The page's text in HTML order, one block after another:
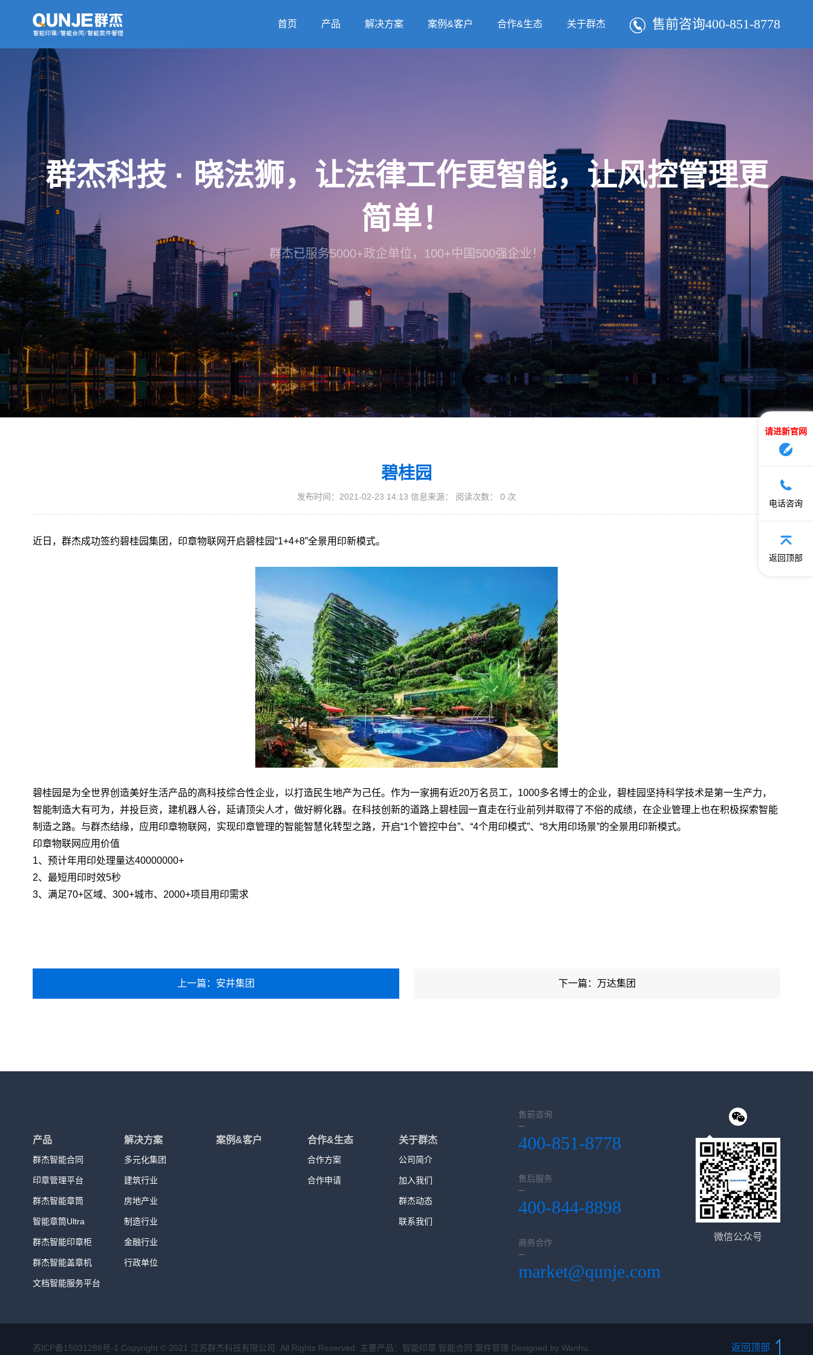
售前咨询400-851-8778
首页 产品 解决方案 案例&客户 合作&生态 关于群杰
群杰科技 · 晓法狮，让法律工作更智能，让风控管理更
简单！
群杰已服务5000+政企单位，100+中国500强企业！
碧桂园
发布时间：2021-02-23 14:13 信息来源： 阅读次数： 0 次
近日，群杰成功签约碧桂园集团，印章物联网开启碧桂园“1+4+8”全景用印新模式。
碧桂园是为全世界创造美好生活产品的高科技综合性企业，以打造民生地产为己任。作为一家拥有近20万名员工，1000多名博士的企业，碧桂园坚持科学技术是第一生产力，
智能制造大有可为，并投巨资，建机器人谷，延请顶尖人才，做好孵化器。在科技创新的道路上碧桂园一直走在行业前列并取得了不俗的成绩，在企业管理上也在积极探索智能
制造之路。与群杰结缘，应用印章物联网，实现印章管理的智能智慧化转型之路，开启“1个管控中台”、“4个用印模式”、“8大用印场景”的全景用印新模式。
印章物联网应用价值
1、预计年用印处理量达40000000+
2、最短用印时效5秒
3、满足70+区域、300+城市、2000+项目用印需求
上一篇：安井集团 下一篇：万达集团
产品
群杰智能合同
印章管理平台
群杰智能章筒
智能章筒Ultra
群杰智能印章柜
群杰智能盖章机
文档智能服务平台
解决方案
多元化集团
建筑行业
房地产业
制造行业
金融行业
行政单位
案例&客户 合作&生态
合作方案
合作申请
关于群杰
公司简介
加入我们
群杰动态
联系我们
售前咨询
400-851-8778
售后服务
400-844-8898
商务合作
market@qunje.com
微信公众号
苏ICP备15031288号-1 Copyright © 2021 江苏群杰科技有限公司. All Rights Reserved. 主要产品：智能印章 智能合同 案件管理 Designed by Wanhu 返回顶部
请进新官网
电话咨询
返回顶部